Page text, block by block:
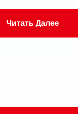
Читать Далее